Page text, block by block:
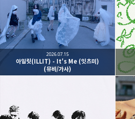
아일릿(ILLIT) - It′s Me (잇츠미)
(뮤비/가사)
2026.07.15